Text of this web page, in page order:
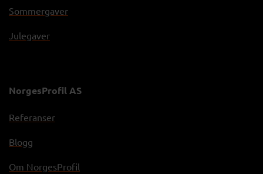
Sommergaver
Julegaver
NorgesProfil AS
Referanser
Blogg
Om NorgesProfil